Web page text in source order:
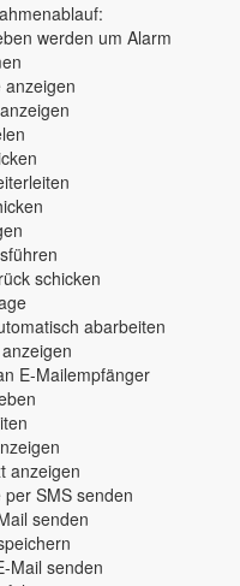
werden um Alarm
anzeigen
schicken
abarbeiten
E-Mailempfänger
anzeigen
SMS senden
senden
Mail senden